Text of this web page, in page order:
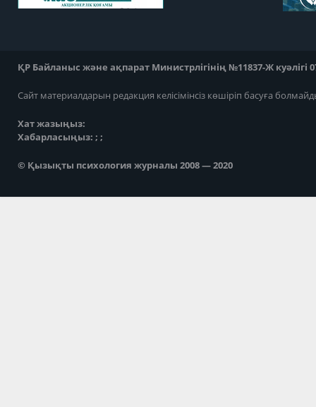
ҚР Байланыс және ақпарат Министрлігінің №11837-Ж куәлігі
Сайт материалдарын редакция келісімінсіз көшіріп басуға
Хат жазыңыз:
Хабарласыңыз: ; ;
© Қызықты психология журналы 2008 — 2020